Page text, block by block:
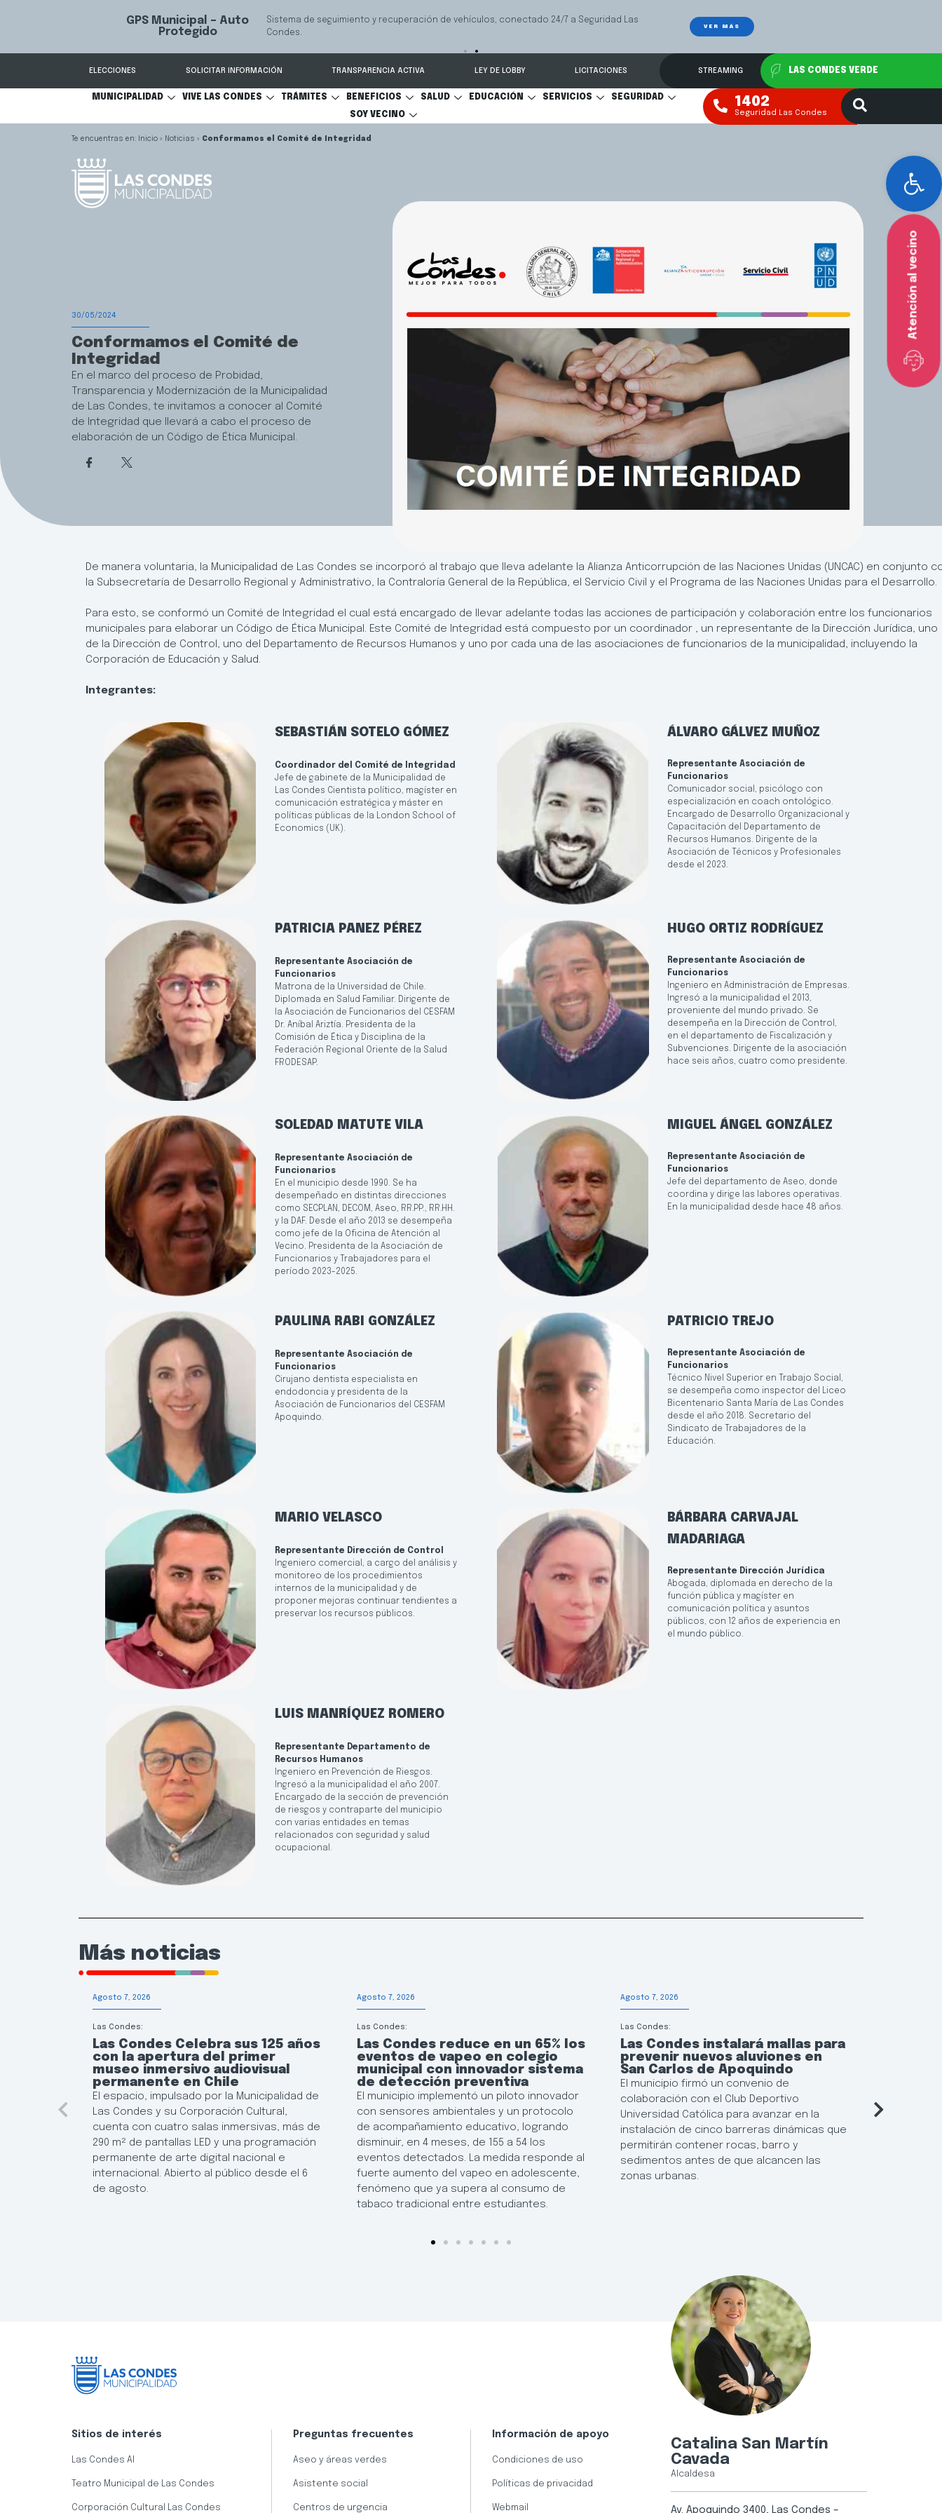
Mediación Familiar
Servicio que ayuda a las familias a resolver conflictos sobre pensión de alimentos, régimen
comunicacional y cuidado personal.
VER MÁS
ELECCIONES SOLICITAR INFORMACIÓN TRANSPARENCIA ACTIVA LEY DE LOBBY LICITACIONES STREAMING LAS CONDES VERDE
MUNICIPALIDAD VIVE LAS CONDES TRÁMITES BENEFICIOS SALUD EDUCACIÓN SERVICIOS SEGURIDAD
SOY VECINO
1402
Seguridad Las Condes
Inicio » Noticias » Conformamos el Comité de Integridad
Atención al vecino
30/05/2024
Conformamos el Comité de
Integridad
En el marco del proceso de Probidad,
Transparencia y Modernización de la Municipalidad
de Las Condes, te invitamos a conocer al Comité
de Integridad que llevará a cabo el proceso de
elaboración de un Código de Ética Municipal.
De manera voluntaria, la Municipalidad de Las Condes se incorporó al trabajo que lleva adelante la Alianza Anticorrupción de las Naciones Unidas (UNCAC) en conjunto
la Subsecretaría de Desarrollo Regional y Administrativo, la Contraloría General de la República, el Servicio Civil y el Programa de las Naciones Unidas para el Desarrollo.
Para esto, se conformó un Comité de Integridad el cual está encargado de llevar adelante todas las acciones de participación y colaboración entre los funcionarios
municipales para elaborar un Código de Ética Municipal. Este Comité de Integridad está compuesto por un coordinador , un representante de la Dirección Jurídica, uno
de la Dirección de Control, uno del Departamento de Recursos Humanos y uno por cada una de las asociaciones de funcionarios de la municipalidad, incluyendo la
Corporación de Educación y Salud.
Integrantes:
SEBASTIÁN SOTELO GÓMEZ
Coordinador del Comité de Integridad
Jefe de gabinete de la Municipalidad de
Las Condes Cientista político, magíster en
comunicación estratégica y máster en
políticas públicas de la London School of
Economics (UK).
ÁLVARO GÁLVEZ MUÑOZ
Representante Asociación de
Funcionarios
Comunicador social, psicólogo con
especialización en coach ontológico.
Encargado de Desarrollo Organizacional y
Capacitación del Departamento de
Recursos Humanos. Dirigente de la
Asociación de Técnicos y Profesionales
desde el 2023.
PATRICIA PANEZ PÉREZ
Representante Asociación de
Funcionarios
Matrona de la Universidad de Chile.
Diplomada en Salud Familiar. Dirigente de
la Asociación de Funcionarios del CESFAM
Dr. Aníbal Ariztía. Presidenta de la
Comisión de Ética y Disciplina de la
Federación Regional Oriente de la Salud
FRODESAP.
HUGO ORTIZ RODRÍGUEZ
Representante Asociación de
Funcionarios
Ingeniero en Administración de Empresas.
Ingresó a la municipalidad el 2013,
proveniente del mundo privado. Se
desempeña en la Dirección de Control,
en el departamento de Fiscalización y
Subvenciones. Dirigente de la asociación
hace seis años, cuatro como presidente.
SOLEDAD MATUTE VILA
Representante Asociación de
Funcionarios
En el municipio desde 1990. Se ha
desempeñado en distintas direcciones
como SECPLAN, DECOM, Aseo, RR.PP., RR.HH.
y la DAF. Desde el año 2013 se desempeña
como jefe de la Oficina de Atención al
Vecino. Presidenta de la Asociación de
Funcionarios y Trabajadores para el
período 2023-2025.
MIGUEL ÁNGEL GONZÁLEZ
Representante Asociación de
Funcionarios
Jefe del departamento de Aseo, donde
coordina y dirige las labores operativas.
En la municipalidad desde hace 48 años.
PAULINA RABI GONZÁLEZ
Representante Asociación de
Funcionarios
Cirujano dentista especialista en
endodoncia y presidenta de la
Asociación de Funcionarios del CESFAM
Apoquindo.
PATRICIO TREJO
Representante Asociación de
Funcionarios
Técnico Nivel Superior en Trabajo Social,
se desempeña como inspector del Liceo
Bicentenario Santa María de Las Condes
desde el año 2018. Secretario del
Sindicato de Trabajadores de la
Educación.
MARIO VELASCO
Representante Dirección de Control
Ingeniero comercial, a cargo del análisis y
monitoreo de los procedimientos
internos de la municipalidad y de
proponer mejoras continuar tendientes a
preservar los recursos públicos.
BÁRBARA CARVAJAL
MADARIAGA
Representante Dirección Jurídica
Abogada, diplomada en derecho de la
función pública y magíster en
comunicación política y asuntos
públicos, con 12 años de experiencia en
el mundo público.
LUIS MANRÍQUEZ ROMERO
Representante Departamento de
Recursos Humanos
Ingeniero en Prevención de Riesgos.
Ingresó a la municipalidad el año 2007.
Encargado de la sección de prevención
de riesgos y contraparte del municipio
con varias entidades en temas
relacionados con seguridad y salud
ocupacional.
Más noticias
Agosto 7, 2026
Las Condes:
Las Condes Celebra sus 125 años
con la apertura del primer
museo inmersivo audiovisual
permanente en Chile
El espacio, impulsado por la Municipalidad de
Las Condes y su Corporación Cultural,
cuenta con cuatro salas inmersivas, más de
290 m² de pantallas LED y una programación
permanente de arte digital nacional e
internacional. Abierto al público desde el 6
de agosto.
Agosto 7, 2026
Las Condes:
Las Condes reduce en un 65% los
eventos de vapeo en colegio
municipal con innovador sistema
de detección preventiva
El municipio implementó un piloto innovador
con sensores ambientales y un protocolo
de acompañamiento educativo, logrando
disminuir, en 4 meses, de 155 a 54 los
eventos detectados. La medida responde al
fuerte aumento del vapeo en adolescente,
fenómeno que ya supera al consumo de
tabaco tradicional entre estudiantes.
Agosto 7, 2026
Las Condes:
Las Condes instalará mallas para
prevenir nuevos aluviones en
San Carlos de Apoquindo
El municipio firmó un convenio de
colaboración con el Club Deportivo
Universidad Católica para avanzar en la
instalación de cinco barreras dinámicas que
permitirán contener rocas, barro y
sedimentos antes de que alcancen las
zonas urbanas.
Sitios de interés
Las Condes AI
Teatro Municipal de Las Condes
Corporación Cultural Las Condes
Preguntas frecuentes
Aseo y áreas verdes
Asistente social
Centros de urgencia
Información de apoyo
Condiciones de uso
Políticas de privacidad
Webmail
Catalina San Martín
Cavada
Alcaldesa
Av. Apoquindo 3400, Las Condes –